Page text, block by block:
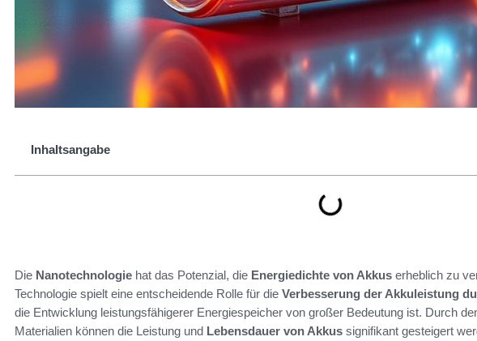
Inhaltsangabe
Die Nanotechnologie hat das Potenzial, die Energiedichte von Akkus erheblich zu
Technologie spielt eine entscheidende Rolle für die Verbesserung der Akkuleistung
die Entwicklung leistungsfähigerer Energiespeicher von großer Bedeutung ist. Durch
Materialien können die Leistung und Lebensdauer von Akkus signifikant gesteigert